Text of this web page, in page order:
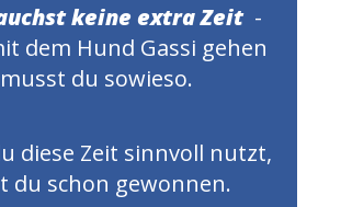
keine extra Zeit -
dem Hund Gassi gehen
musst du sowieso.
diese Zeit sinnvoll nutzt,
du schon gewonnen.